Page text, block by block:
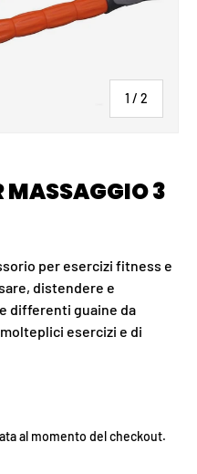
1 / di
2
MASSAGGIO 3
per esercizi fitness e
distendere e
differenti guaine da
esercizi e di
al momento del checkout.